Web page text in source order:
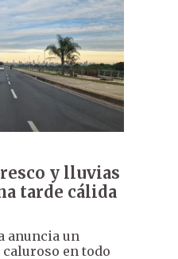
y lluvias
tarde cálida
anuncia un
en todo